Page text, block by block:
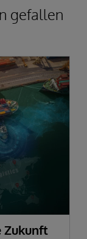
gefallen
Zukunft